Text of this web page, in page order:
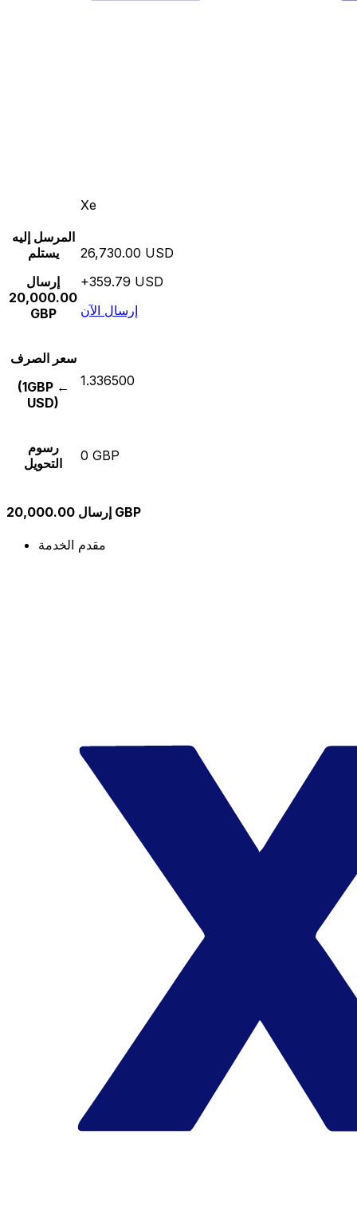
Xe
المرسل إليه
يستلم
إرسال
20,000.00
GBP
26,730.00 USD
+359.79 USD
إرسال الآن
سعر الصرف
(1GBP ←
USD)
1.336500
رسوم
التحويل
0 GBP
إرسال 20,000.00 GBP
مقدم الخدمة